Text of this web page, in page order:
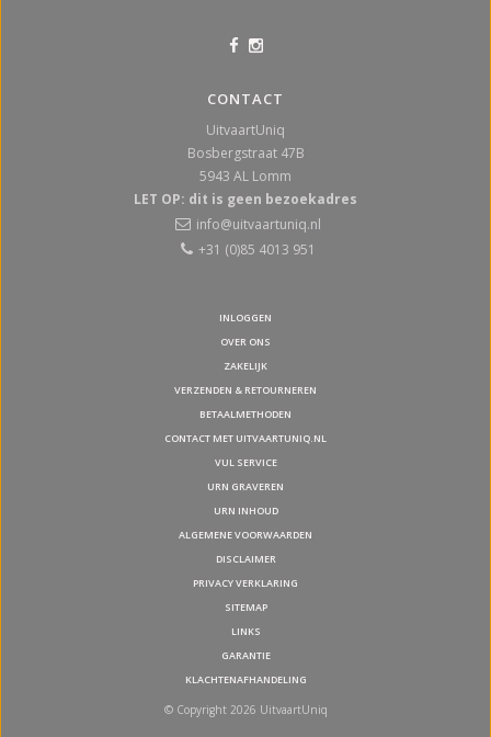
CONTACT
UitvaartUniq
Bosbergstraat 47B
5943 AL Lomm
LET OP: dit is geen bezoekadres
info@uitvaartuniq.nl
+31 (0)85 4013 951
INLOGGEN
OVER ONS
ZAKELIJK
VERZENDEN & RETOURNEREN
BETAALMETHODEN
CONTACT MET UITVAARTUNIQ.NL
VUL SERVICE
URN GRAVEREN
URN INHOUD
ALGEMENE VOORWAARDEN
DISCLAIMER
PRIVACY VERKLARING
SITEMAP
LINKS
GARANTIE
KLACHTENAFHANDELING
© Copyright 2026 UitvaartUniq